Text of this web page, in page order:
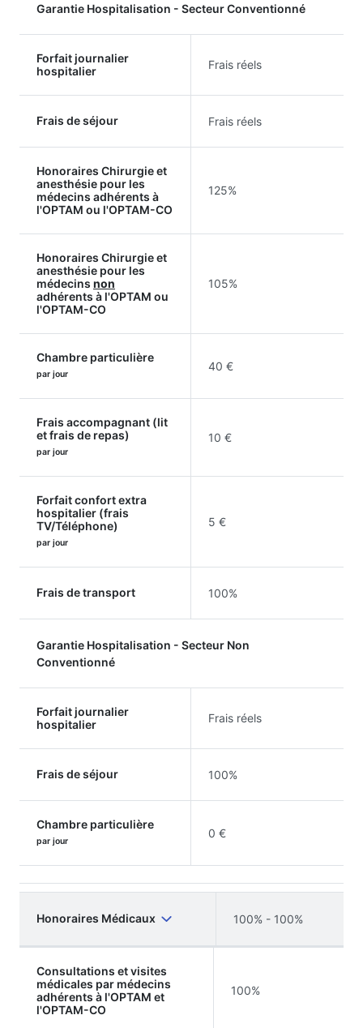
Garantie Hospitalisation - Secteur Conventionné
Forfait journalier
hospitalier
Frais réels
Frais de séjour Frais réels
Honoraires Chirurgie et
anesthésie pour les
médecins adhérents à
l'OPTAM ou l'OPTAM-CO
125%
Honoraires Chirurgie et
anesthésie pour les
médecins non
adhérents à l'OPTAM ou
l'OPTAM-CO
105%
Chambre particulière
par jour
40 €
Frais accompagnant (lit
et frais de repas)
par jour
10 €
Forfait confort extra
hospitalier (frais
TV/Téléphone)
par jour
5 €
Frais de transport 100%
Garantie Hospitalisation - Secteur Non
Conventionné
Forfait journalier
hospitalier
Frais réels
Frais de séjour 100%
Chambre particulière
par jour
0 €
Honoraires Médicaux 100% - 100%
Consultations et visites
médicales par médecins
adhérents à l'OPTAM et
l'OPTAM-CO
100%